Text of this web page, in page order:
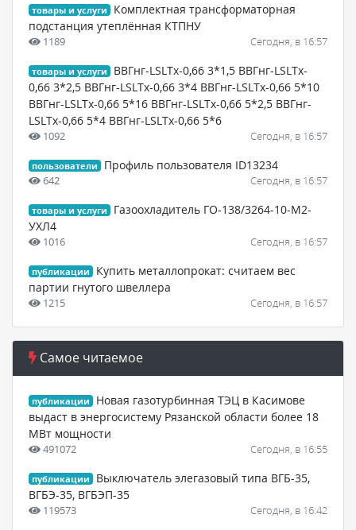
товары и услуги
Комплектная трансформаторная
подстанция утеплённая КТПНУ
1189 Сегодня, в 16:57
товары и услуги
ВВГнг-LSLTx-0,66 3*1,5 ВВГнг-LSLTx-
0,66 3*2,5 ВВГнг-LSLTx-0,66 3*4 ВВГнг-LSLTx-0,66 5*10
ВВГнг-LSLTx-0,66 5*16 ВВГнг-LSLTx-0,66 5*2,5 ВВГнг-
LSLTx-0,66 5*4 ВВГнг-LSLTx-0,66 5*6
1092 Сегодня, в 16:57
пользователи Профиль пользователя ID13234
642 Сегодня, в 16:57
товары и услуги
Газоохладитель ГО-138/3264-10-М2-
УХЛ4
1016 Сегодня, в 16:57
публикации
Купить металлопрокат: считаем вес
партии гнутого швеллера
1215 Сегодня, в 16:57
Самое читаемое
публикации
Новая газотурбинная ТЭЦ в Касимове
выдаст в энергосистему Рязанской области более 18
МВт мощности
491072 Сегодня, в 16:55
публикации
Выключатель элегазовый типа ВГБ-35,
ВГБЭ-35, ВГБЭП-35
119573 Сегодня, в 16:42